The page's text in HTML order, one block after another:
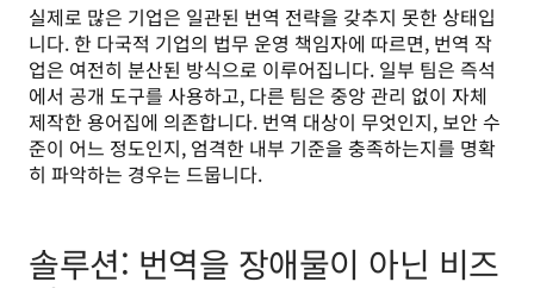
실제로 많은 기업은 일관된 번역 전략을 갖추지 못한 상태입
니다. 한 다국적 기업의 법무 운영 책임자에 따르면, 번역 작
업은 여전히 분산된 방식으로 이루어집니다. 일부 팀은 즉석
에서 공개 도구를 사용하고, 다른 팀은 중앙 관리 없이 자체
제작한 용어집에 의존합니다. 번역 대상이 무엇인지, 보안 수
준이 어느 정도인지, 엄격한 내부 기준을 충족하는지를 명확
히 파악하는 경우는 드뭅니다.
솔루션: 번역을 장애물이 아닌 비즈